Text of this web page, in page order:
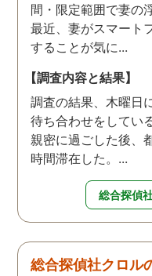
間・限定範囲で妻の
最近、妻がスマート
することが気に...
【調査内容と結果】
調査の結果、木曜日
待ち合わせをしてい
親密に過ごした後、
時間滞在した。...
総合探偵
総合探偵社クロル